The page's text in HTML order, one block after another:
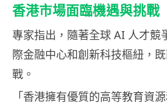
香港市場面臨機遇與挑戰
專家指出，隨著全球 AI 人才競
際金融中心和創新科技樞紐，
戰。
「香港擁有優質的高等教育資